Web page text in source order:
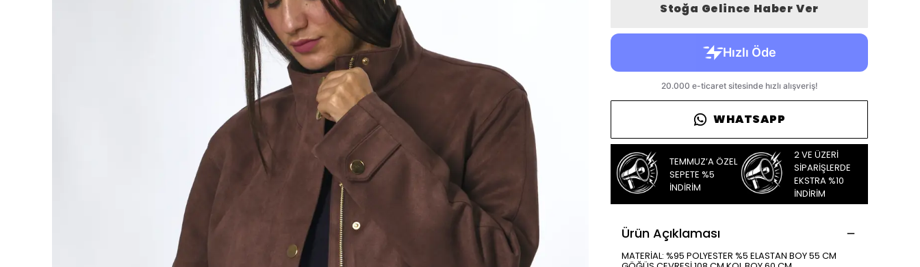
Stoğa Gelince Haber Ver
WHATSAPP
TEMMUZ’A ÖZEL
SEPETE %5
İNDİRİM
2 VE ÜZERİ
SİPARİŞLERDE
EKSTRA %10
İNDİRİM
Ürün Açıklaması
MATERİAL: %95 POLYESTER %5 ELASTAN BOY 55 CM